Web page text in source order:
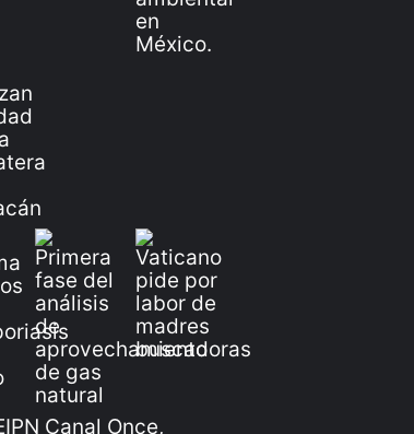
Canal Once,